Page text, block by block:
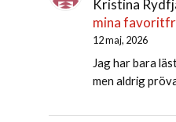
Kristina
mina
12 maj, 2026
Jag har bara
men aldrig